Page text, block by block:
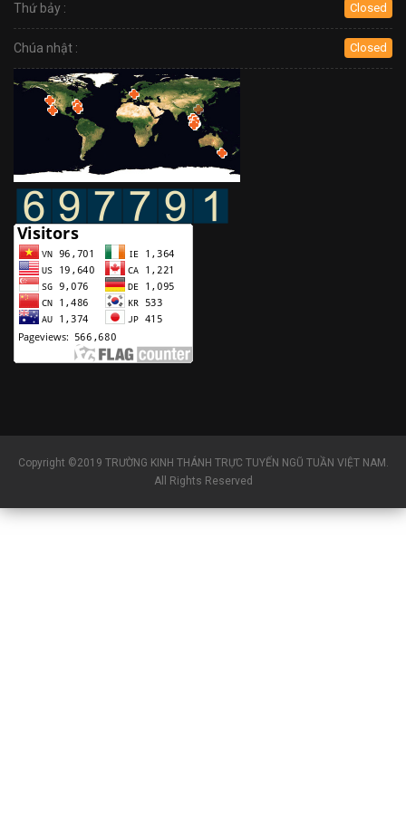
Thứ bảy : Closed
Chúa nhật : Closed
Copyright ©2019 TRƯỜNG KINH THÁNH TRỰC TUYẾN NGŨ TUẦN VIỆT NAM.
All Rights Reserved